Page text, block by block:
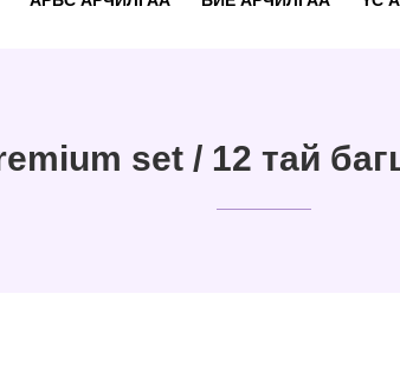
set / 12 тай